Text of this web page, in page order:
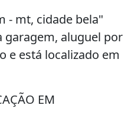
- mt, cidade bela"
garagem, aluguel por
e está localizado em
EM